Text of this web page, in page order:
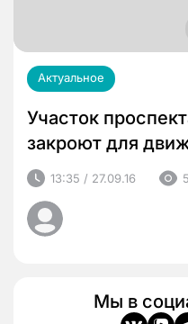
Актуальное
Участок
закроют для
13:35 / 27.09.16
Мы в